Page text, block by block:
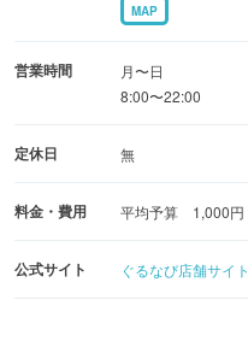
MAP
営業時間
月〜日
8:00〜22:00
定休日 無
料金・費用 平均予算 1,000円
公式サイト ぐるなび店舗サイト